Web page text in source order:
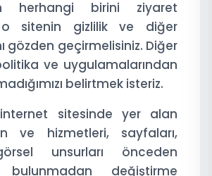
herhangi birini ziyaret
o sitenin gizlilik ve diğer
gözden geçirmelisiniz. Diğer
ve uygulamalarından
belirtmek isteriz.
internet sitesinde yer alan
ve hizmetleri, sayfaları,
unsurları önceden
bulunmadan değiştirme